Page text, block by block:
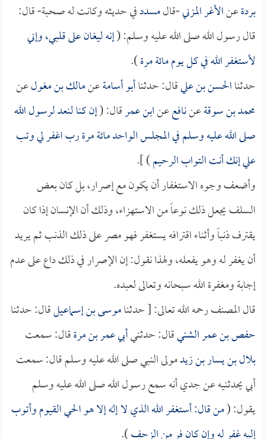
بردةعنالأغر المزني-قالمسددفي حديثه وكانت له صحبة- قال:
قال رسول الله صلى الله عليه وسلم: (إنه ليغان على قلبي، وإني
لأستغفر الله في كل يوم مائة مرة).
حدثناالحسن بن عليقال: حدثناأبو أسامةعنمالك بن مغولعن
محمد بن سوقةعننافععنابن عمرقال: (إن كنا لنعد لرسول الله
صلى الله عليه وسلم في المجلس الواحد مائة مرة رب اغفر لي وتب
علي إنك أنت التواب الرحيم) ].
وأضعف وجوه الاستغفار أن يكون مع إصرار، بل كان بعض
السلف يجعل ذلك نوعاً من الاستهزاء، وذلك أن الإنسان إذا كان
يقترف ذنباً وأثناء اقترافه يستغفر فهو مصر على ذلك الذنب ثم يريد
أن يغفر له وهو يفعله، ولهذا نقول: إن الإصرار في ذلك داع على عدم
إجابة ومغفرة الله سبحانه وتعالى لعبده.
قال المصنف رحمه الله تعالى: [ حدثناموسى بن إسماعيلقال: حدثنا
حفص بن عمر الشنيقال: حدثنيأبي عمر بن مرةقال: سمعت
بلال بن يسار بن زيدمولى النبي صلى الله عليه وسلم قال: سمعت
أبي يحدثنيه عن جدي أنه سمع رسول الله صلى الله عليه وسلم
يقول: (من قال: أستغفر الله الذي لا إله إلا هو الحي القيوم وأتوب